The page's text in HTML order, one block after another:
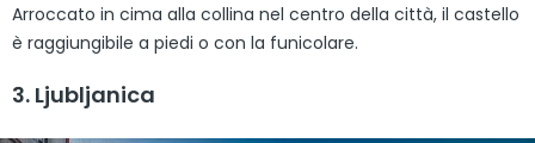
Arroccato in cima alla collina nel centro della città, il castello
è raggiungibile a piedi o con la funicolare.
3. Ljubljanica